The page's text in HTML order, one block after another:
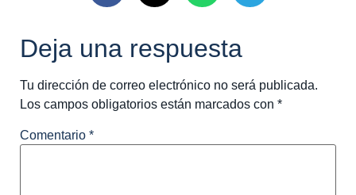
Deja una respuesta
Tu dirección de correo electrónico no será publicada.
Los campos obligatorios están marcados con *
Comentario *